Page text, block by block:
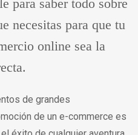
para saber todo sobre
necesitas para que tu
online sea la
de grandes
de un e-commerce es